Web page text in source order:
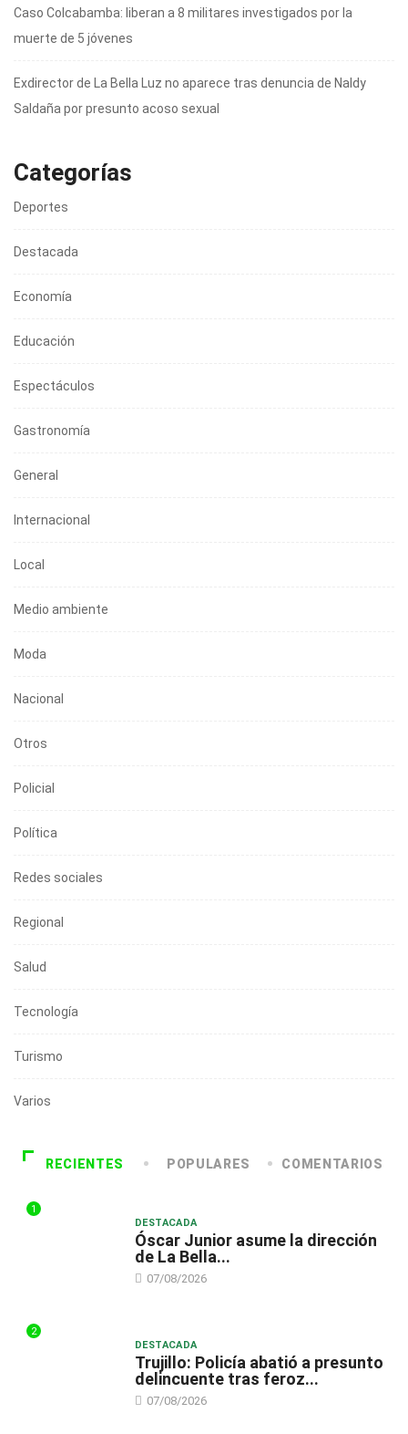
Caso Colcabamba: liberan a 8 militares investigados por la
muerte de 5 jóvenes
Exdirector de La Bella Luz no aparece tras denuncia de Naldy
Saldaña por presunto acoso sexual
Categorías
Deportes
Destacada
Economía
Educación
Espectáculos
Gastronomía
General
Internacional
Local
Medio ambiente
Moda
Nacional
Otros
Policial
Política
Redes sociales
Regional
Salud
Tecnología
Turismo
Varios
RECIENTES POPULARES COMENTARIOS
1
DESTACADA
Óscar Junior asume la dirección
de La Bella...
07/08/2026
2
DESTACADA
Trujillo: Policía abatió a presunto
delincuente tras feroz...
07/08/2026